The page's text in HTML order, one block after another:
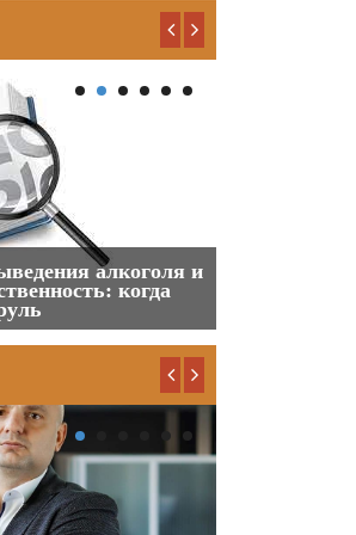
алкоголя и
когда